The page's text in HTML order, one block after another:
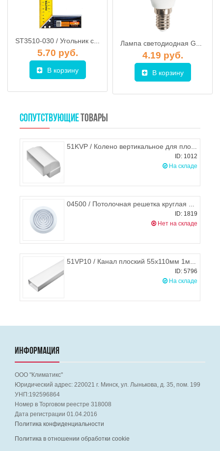
5.70 руб.
В корзину
4.19 руб.
В корзину
СОПУТСТВУЮЩИЕ ТОВАРЫ
ID: 1012
На складе
ID: 1819
Нет на складе
ID: 5796
На складе
ИНФОРМАЦИЯ
ООО "Климатикс"
Юридический адрес: 220021 г. Минск, ул. Лынькова, д. 35, пом. 199
УНП:192596864
Номер в Торговом реестре 318008
Дата регистрации 01.04.2016
Политика конфиденциальности
Политика в отношении обработки cookie